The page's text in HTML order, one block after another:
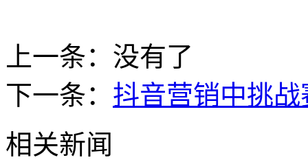
上一条：没有了
下一条： 抖音营销中挑
相关新闻